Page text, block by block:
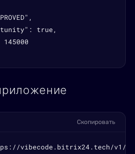
true,
145000
Скопировать
vibecode.bitrix24.tech/v1/